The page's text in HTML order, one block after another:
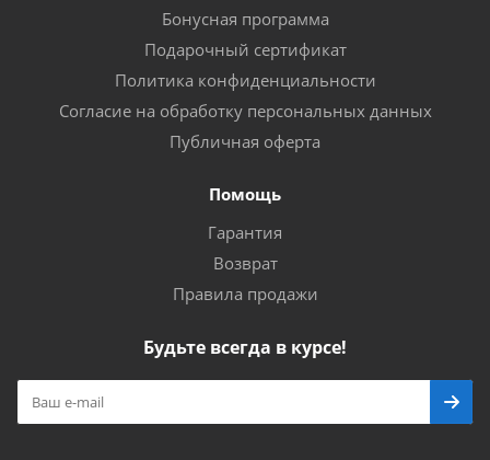
Бонусная программа
Подарочный сертификат
Политика конфиденциальности
Согласие на обработку персональных данных
Публичная оферта
Помощь
Гарантия
Возврат
Правила продажи
Будьте всегда в курсе!